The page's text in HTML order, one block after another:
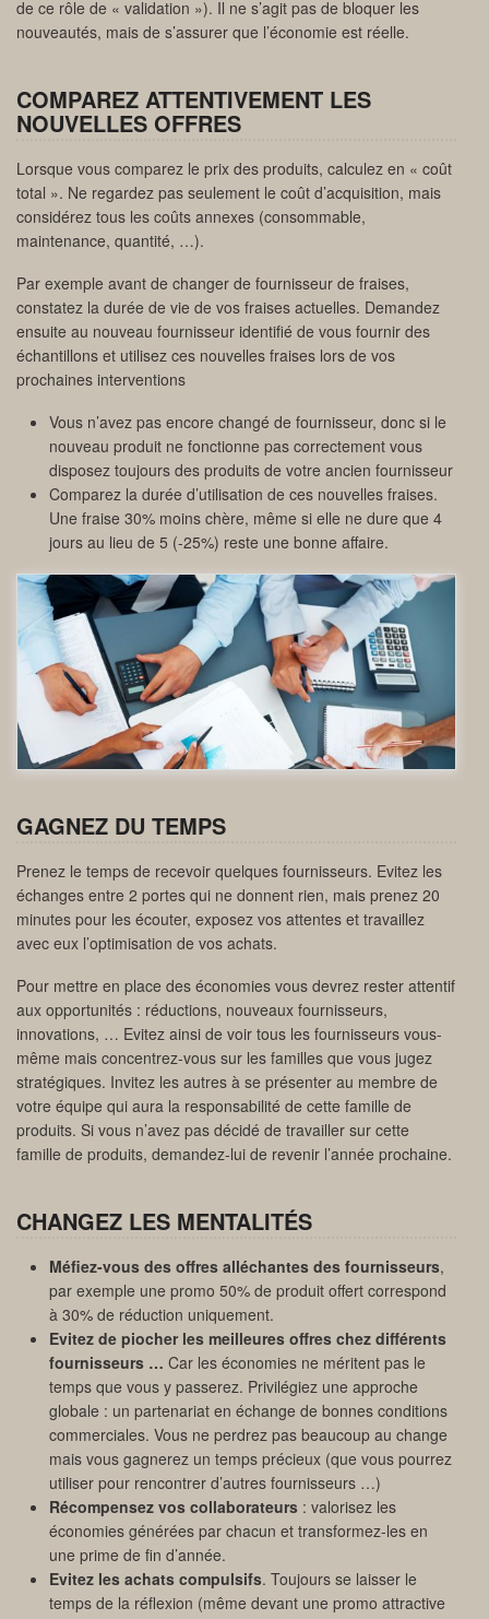
de ce rôle de « validation »). Il ne s’agit pas de bloquer les
nouveautés, mais de s’assurer que l’économie est réelle.
COMPAREZ ATTENTIVEMENT LES
NOUVELLES OFFRES
Lorsque vous comparez le prix des produits, calculez en « coût
total ». Ne regardez pas seulement le coût d’acquisition, mais
considérez tous les coûts annexes (consommable,
maintenance, quantité, …).
Par exemple avant de changer de fournisseur de fraises,
constatez la durée de vie de vos fraises actuelles. Demandez
ensuite au nouveau fournisseur identifié de vous fournir des
échantillons et utilisez ces nouvelles fraises lors de vos
prochaines interventions
Vous n’avez pas encore changé de fournisseur, donc si le
nouveau produit ne fonctionne pas correctement vous
disposez toujours des produits de votre ancien fournisseur
Comparez la durée d’utilisation de ces nouvelles fraises.
Une fraise 30% moins chère, même si elle ne dure que 4
jours au lieu de 5 (-25%) reste une bonne affaire.
GAGNEZ DU TEMPS
Prenez le temps de recevoir quelques fournisseurs. Evitez les
échanges entre 2 portes qui ne donnent rien, mais prenez 20
minutes pour les écouter, exposez vos attentes et travaillez
avec eux l’optimisation de vos achats.
Pour mettre en place des économies vous devrez rester attentif
aux opportunités : réductions, nouveaux fournisseurs,
innovations, … Evitez ainsi de voir tous les fournisseurs vous-
même mais concentrez-vous sur les familles que vous jugez
stratégiques. Invitez les autres à se présenter au membre de
votre équipe qui aura la responsabilité de cette famille de
produits. Si vous n’avez pas décidé de travailler sur cette
famille de produits, demandez-lui de revenir l’année prochaine.
CHANGEZ LES MENTALITÉS
Méfiez-vous des offres alléchantes des fournisseurs,
par exemple une promo 50% de produit offert correspond
à 30% de réduction uniquement.
Evitez de piocher les meilleures offres chez différents
fournisseurs … Car les économies ne méritent pas le
temps que vous y passerez. Privilégiez une approche
globale : un partenariat en échange de bonnes conditions
commerciales. Vous ne perdrez pas beaucoup au change
mais vous gagnerez un temps précieux (que vous pourrez
utiliser pour rencontrer d’autres fournisseurs …)
Récompensez vos collaborateurs : valorisez les
économies générées par chacun et transformez-les en
une prime de fin d’année.
Evitez les achats compulsifs. Toujours se laisser le
temps de la réflexion (même devant une promo attractive